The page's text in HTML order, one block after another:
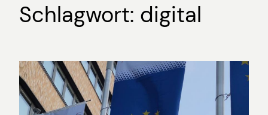
Schlagwort: digital